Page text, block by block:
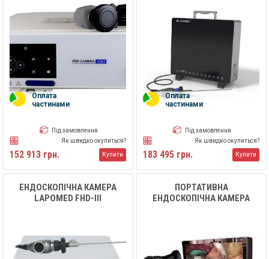
Оплата
частинами
Під замовлення
Як швидко окупиться?
152 913 грн. Купити
Оплата
частинами
Під замовлення
Як швидко окупиться?
183 495 грн. Купити
ЕНДОСКОПІЧНА КАМЕРА
LAPOMED FHD-III
ПОРТАТИВНА
ЕНДОСКОПІЧНА КАМЕРА